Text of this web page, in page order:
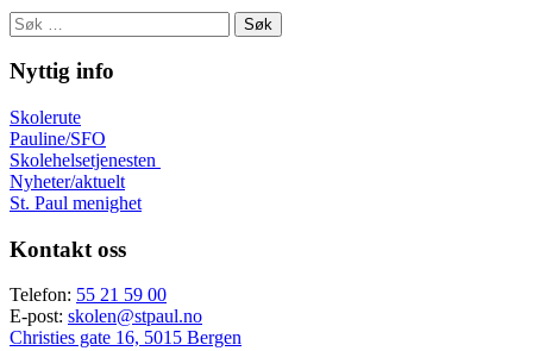
Søk
etter:
Nyttig info
Skolerute
Pauline/SFO
Skolehelsetjenesten
Nyheter/aktuelt
St. Paul menighet
Kontakt oss
Telefon: 55 21 59 00
E-post: skolen@stpaul.no
Christies gate 16, 5015 Bergen